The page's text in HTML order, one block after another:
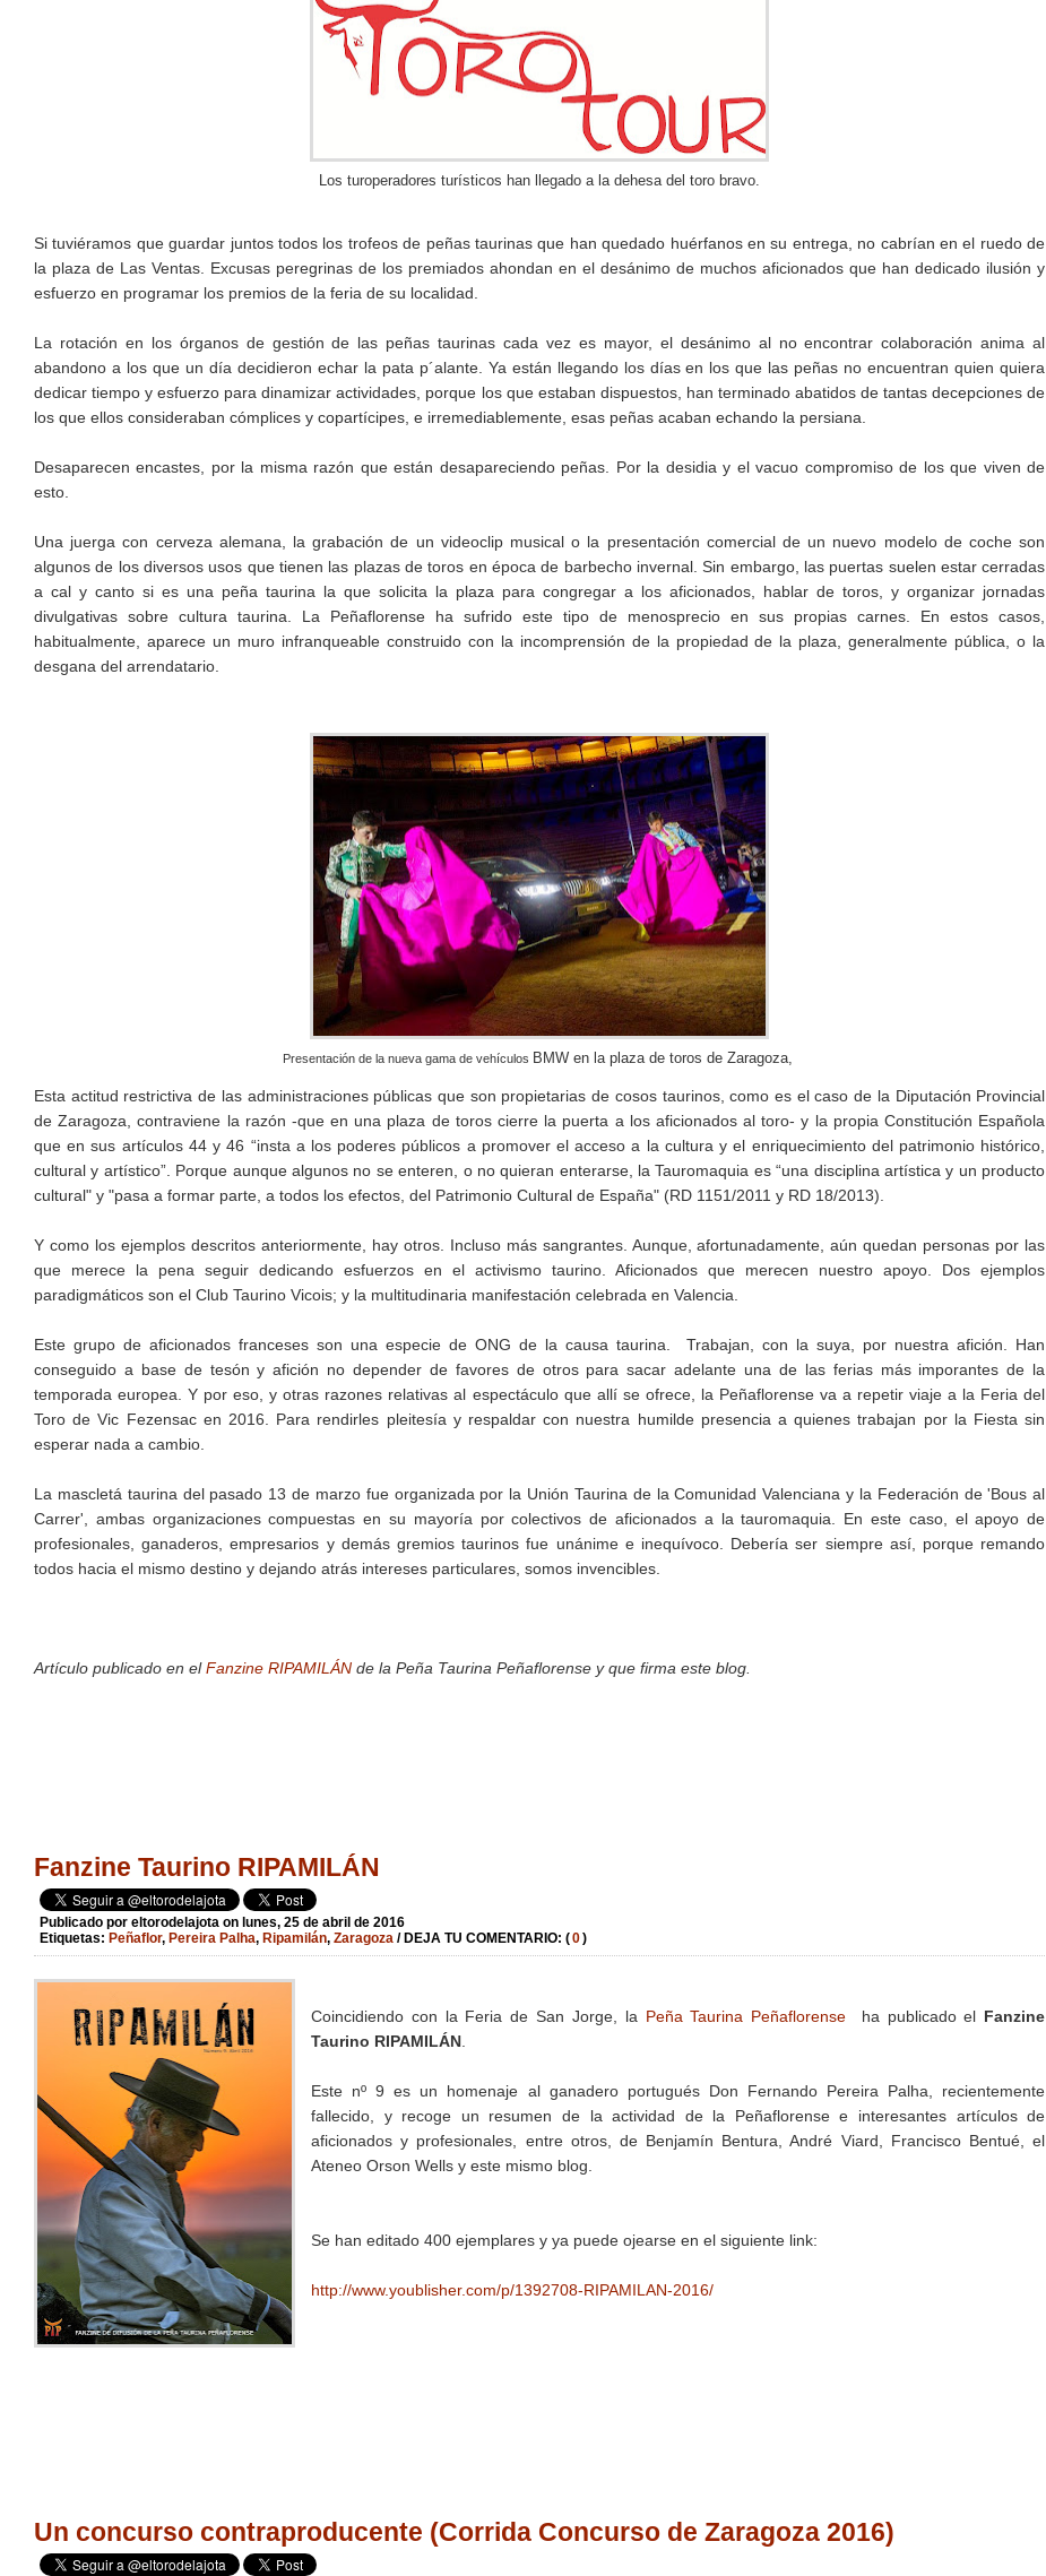
Los turoperadores turísticos han llegado a la dehesa del toro bravo.
Si tuviéramos que guardar juntos todos los trofeos de peñas taurinas que han quedado huérfanos en su entrega, no cabrían en el ruedo de
la plaza de Las Ventas. Excusas peregrinas de los premiados ahondan en el desánimo de muchos aficionados que han dedicado ilusión y
esfuerzo en programar los premios de la feria de su localidad.
La rotación en los órganos de gestión de las peñas taurinas cada vez es mayor, el desánimo al no encontrar colaboración anima al
abandono a los que un día decidieron echar la pata p´alante. Ya están llegando los días en los que las peñas no encuentran quien quiera
dedicar tiempo y esfuerzo para dinamizar actividades, porque los que estaban dispuestos, han terminado abatidos de tantas decepciones de
los que ellos consideraban cómplices y copartícipes, e irremediablemente, esas peñas acaban echando la persiana.
Desaparecen encastes, por la misma razón que están desapareciendo peñas. Por la desidia y el vacuo compromiso de los que viven de
esto.
Una juerga con cerveza alemana, la grabación de un videoclip musical o la presentación comercial de un nuevo modelo de coche son
algunos de los diversos usos que tienen las plazas de toros en época de barbecho invernal. Sin embargo, las puertas suelen estar cerradas
a cal y canto si es una peña taurina la que solicita la plaza para congregar a los aficionados, hablar de toros, y organizar jornadas
divulgativas sobre cultura taurina. La Peñaflorense ha sufrido este tipo de menosprecio en sus propias carnes. En estos casos,
habitualmente, aparece un muro infranqueable construido con la incomprensión de la propiedad de la plaza, generalmente pública, o la
desgana del arrendatario.
Presentación de la nueva gama de vehículos BMWen la plaza de toros de Zaragoza,
Esta actitud restrictiva de las administraciones públicas que son propietarias de cosos taurinos, como es el caso de la Diputación Provincial
de Zaragoza, contraviene la razón -que en una plaza de toros cierre la puerta a los aficionados al toro- y la propia Constitución Española
que en sus artículos 44 y 46 “insta a los poderes públicos a promover el acceso a la cultura y el enriquecimiento del patrimonio histórico,
cultural y artístico”. Porque aunque algunos no se enteren, o no quieran enterarse, la Tauromaquia es “una disciplina artística y un producto
cultural" y "pasa a formar parte, a todos los efectos, del Patrimonio Cultural de España" (RD 1151/2011 y RD 18/2013).
Y como los ejemplos descritos anteriormente, hay otros. Incluso más sangrantes. Aunque, afortunadamente, aún quedan personas por las
que merece la pena seguir dedicando esfuerzos en el activismo taurino. Aficionados que merecen nuestro apoyo. Dos ejemplos
paradigmáticos son el Club Taurino Vicois; y la multitudinaria manifestación celebrada en Valencia.
Este grupo de aficionados franceses son una especie de ONG de la causa taurina. Trabajan, con la suya, por nuestra afición. Han
conseguido a base de tesón y afición no depender de favores de otros para sacar adelante una de las ferias más imporantes de la
temporada europea. Y por eso, y otras razones relativas al espectáculo que allí se ofrece, la Peñaflorense va a repetir viaje a la Feria del
Toro de Vic Fezensac en 2016. Para rendirles pleitesía y respaldar con nuestra humilde presencia a quienes trabajan por la Fiesta sin
esperar nada a cambio.
La mascletá taurina del pasado 13 de marzo fue organizada por la Unión Taurina de la Comunidad Valenciana y la Federación de 'Bous al
Carrer', ambas organizaciones compuestas en su mayoría por colectivos de aficionados a la tauromaquia. En este caso, el apoyo de
profesionales, ganaderos, empresarios y demás gremios taurinos fue unánime e inequívoco. Debería ser siempre así, porque remando
todos hacia el mismo destino y dejando atrás intereses particulares, somos invencibles.
Artículo publicado en elFanzine RIPAMILÁN de la Peña Taurina Peñaflorense y que firma este blog.
Fanzine Taurino RIPAMILÁN
Publicado por eltorodelajota on lunes, 25 de abril de 2016
Etiquetas: Peñaflor, Pereira Palha, Ripamilán, Zaragoza / DEJA TU COMENTARIO: (0)
Coincidiendo con la Feria de San Jorge, la Peña Taurina Peñaflorense ha publicado el Fanzine
Taurino RIPAMILÁN
Este nº 9 es un homenaje al ganadero portugués Don Fernando Pereira Palha, recientemente
fallecido, y recoge un resumen de la actividad de la Peñaflorense e interesantes artículos de
aficionados y profesionales, entre otros, de ​Benjamín Bentura, André Viard, Francisco Bentué, el
Ateneo Orson Wells y este mismo blog.
Se han editado 400 ejemplares y ya puede ojearse en el siguiente link:
http://www.youblisher.com/p/1392708-RIPAMILAN-2016/
Un concurso contraproducente (Corrida Concurso de Zaragoza 2016)